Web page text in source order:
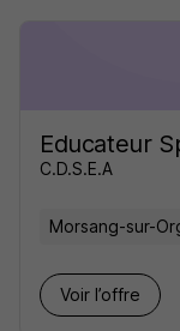
Educateur
C.D.S.E.A
Morsang-sur-
Voir l’offre